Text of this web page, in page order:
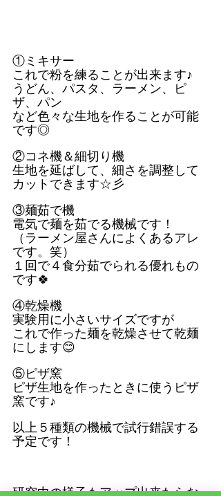
①ミキサー
これで粉を練ることが出来ます♪
うどん、パスタ、ラーメン、ピ
ザ、パン
など色々な生地を作ることが可能
です◎
②コネ機＆細切り機
生地を延ばして、細さを調整して
カットできます☆彡
③麺茹で機
電気で麺を茹でる機械です！
（ラーメン屋さんによくあるアレ
です。笑）
１回で４食分茹でられる優れもの
です🍀
④乾燥機
実験用に小さいサイズですが
これで作った麺を乾燥させて乾麺
にします😊
⑤ピザ窯
ピザ生地を作ったときに使うピザ
窯です♪
以上５種類の機械で試行錯誤する
予定です！
研究中の様子もアップ出来たらな